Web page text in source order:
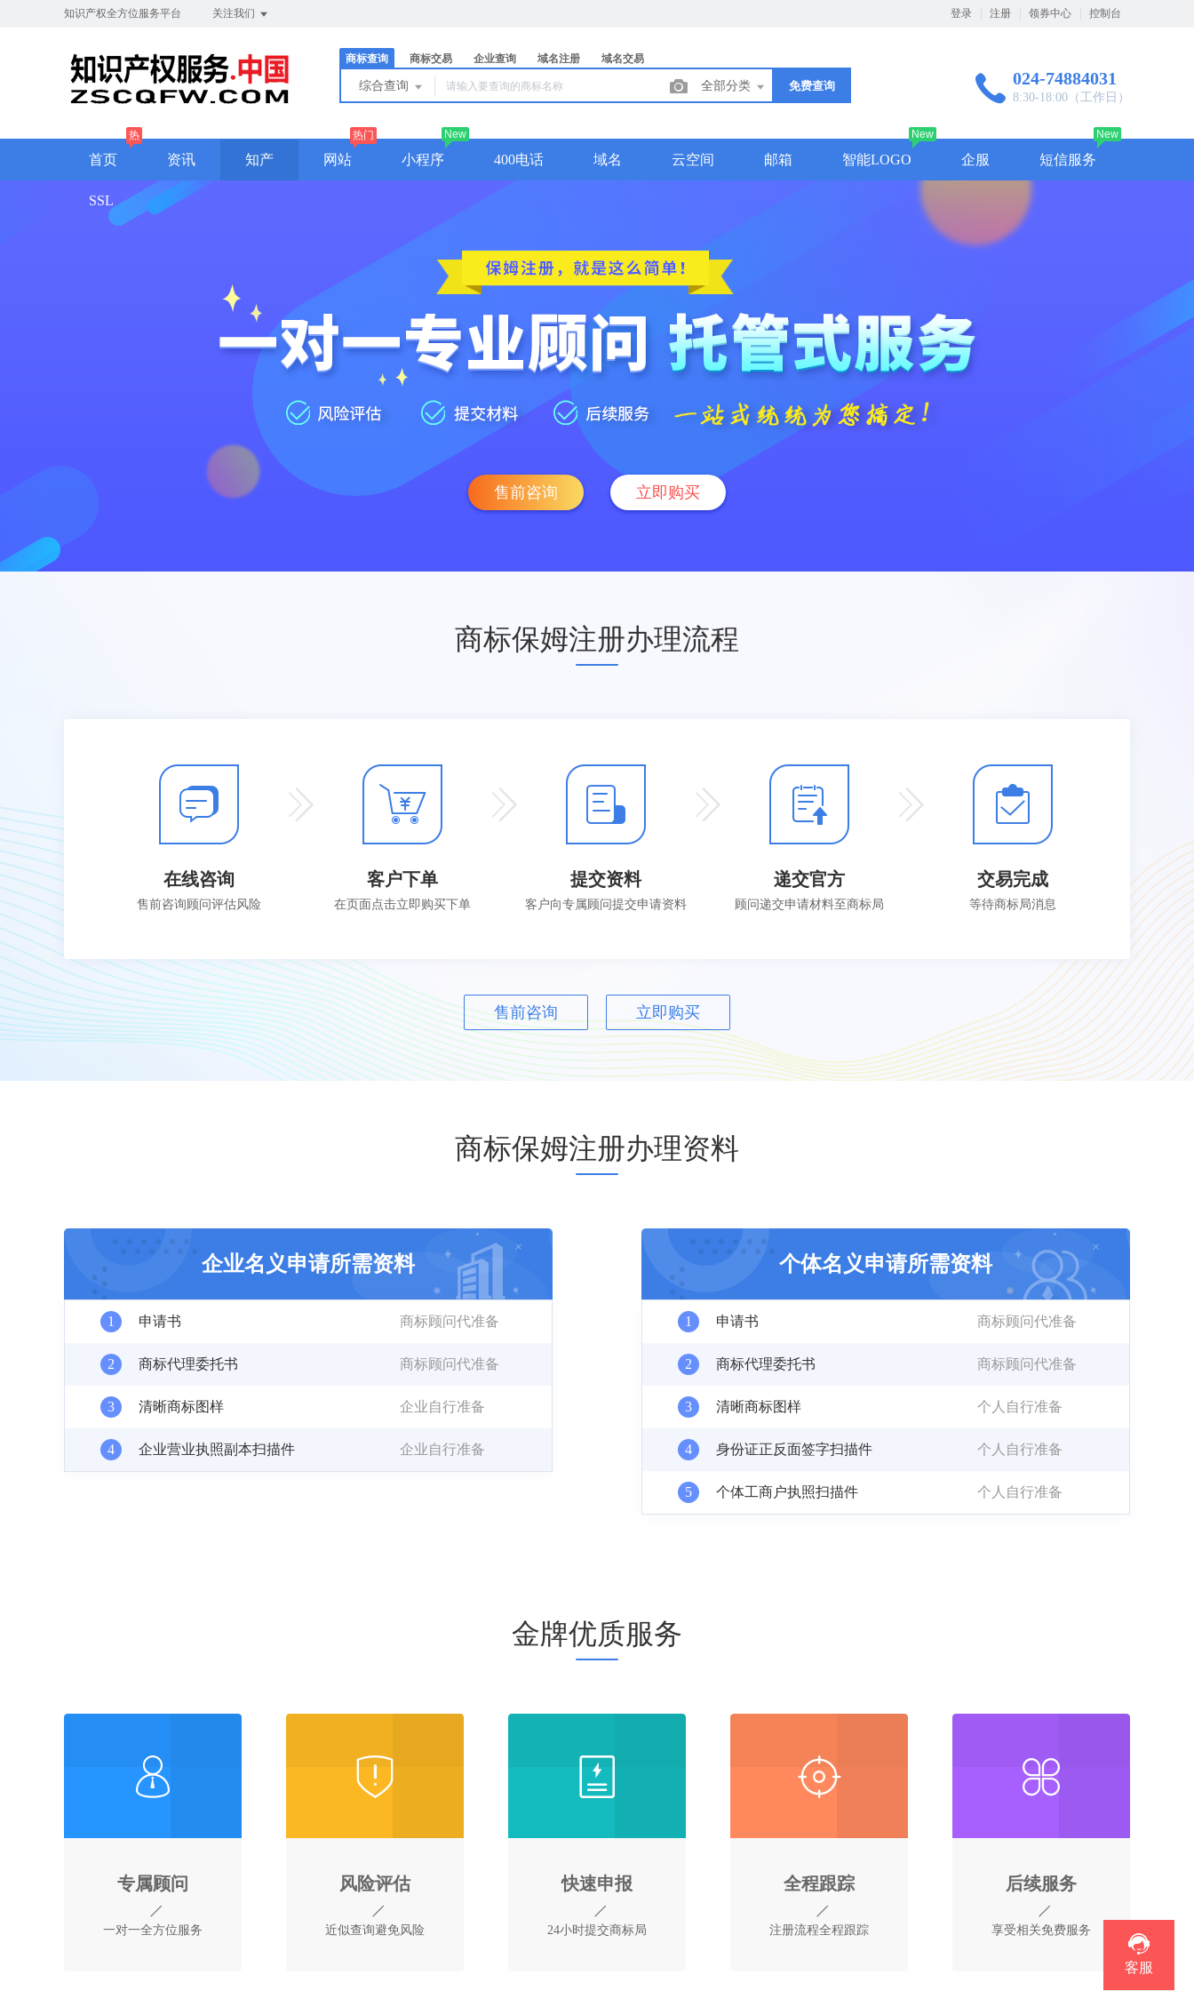
知识产权全方位服务平台 关注我们 登录 注册 领券中心 控制台
商标查询 商标交易 企业查询 域名注册 域名交易
综合查询 全部分类 免费查询 024-74884031
8:30-18:00（工作日）
首页
热
资讯 知产 网站
热门
小程序
New
400电话 域名 云空间 邮箱 智能LOGO
New
企服 短信服务
New
SSL
售前咨询 立即购买
商标保姆注册办理流程
在线咨询
售前咨询顾问评估风险
客户下单
在页面点击立即购买下单
提交资料
客户向专属顾问提交申请资料
递交官方
顾问递交申请材料至商标局
交易完成
等待商标局消息
售前咨询 立即购买
商标保姆注册办理资料
企业名义申请所需资料
1 申请书 商标顾问代准备
2 商标代理委托书 商标顾问代准备
3 清晰商标图样 企业自行准备
4 企业营业执照副本扫描件 企业自行准备
个体名义申请所需资料
1 申请书 商标顾问代准备
2 商标代理委托书 商标顾问代准备
3 清晰商标图样 个人自行准备
4 身份证正反面签字扫描件 个人自行准备
5 个体工商户执照扫描件 个人自行准备
金牌优质服务
专属顾问
一对一全方位服务
风险评估
近似查询避免风险
快速申报
24小时提交商标局
全程跟踪
注册流程全程跟踪
后续服务
享受相关免费服务
客服